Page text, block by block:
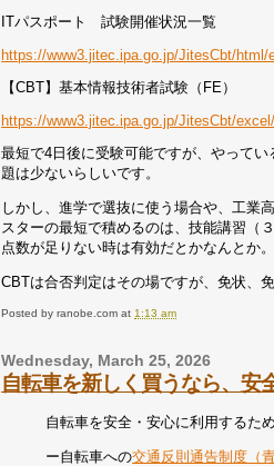
ITパスポート 試験開催状況一覧
https://www3.jitec.ipa.go.jp/JitesCbt/html/
【CBT】基本情報技術者試験（FE）
https://www3.jitec.ipa.go.jp/JitesCbt/
最短で4日後に受験可能ですが、やって
題は少ないらしいです。
しかし、進学で選抜に使う場合や、工業
スターの最短で積めるのは、技能講習（
点数が足りない時は有効だとかなんとか。
CBTは合否判定はその場ですが、免状、
Posted byranobe.com at 1:13 am
Wednesday, March 25, 2026
自転車を新しく買うなら、安
自転車を安全・安心に利用するた
ー自転車への交通反則通告制度（